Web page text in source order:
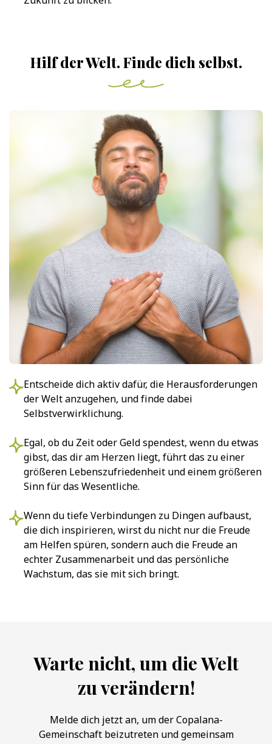
Hilf der Welt. Finde dich selbst.
Entscheide dich aktiv dafür, die Herausforderungen
der Welt anzugehen, und finde dabei
Selbstverwirklichung.
Egal, ob du Zeit oder Geld spendest, wenn du etwas
gibst, das dir am Herzen liegt, führt das zu einer
größeren Lebenszufriedenheit und einem größeren
Sinn für das Wesentliche.
Wenn du tiefe Verbindungen zu Dingen aufbaust,
die dich inspirieren, wirst du nicht nur die Freude
am Helfen spüren, sondern auch die Freude an
echter Zusammenarbeit und das persönliche
Wachstum, das sie mit sich bringt.
Warte nicht, um die Welt
zu verändern!
Melde dich jetzt an, um der Copalana-
Gemeinschaft beizutreten und gemeinsam